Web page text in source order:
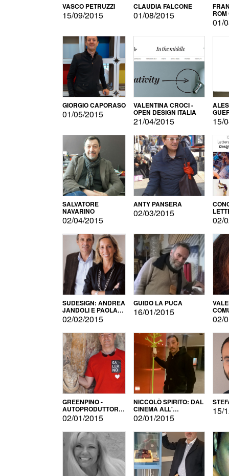
VASCO PETRUZZI
15/09/2015
CLAUDIA FALCONE
01/08/2015
01/
GIORGIO CAPORASO
01/05/2015
VALENTINA CROCI -
OPEN DESIGN ITALIA
21/04/2015 15/
SALVATORE
NAVARINO
02/04/2015
ANTY PANSERA
02/03/2015
02/
SUDESIGN: ANDREA
JANDOLI E PAOLA
PISAPIA
02/02/2015
GUIDO LA PUCA
16/01/2015
02/
GREENPINO -
AUTOPRODUTTORE
PER AMORE
02/01/2015
NICCOLÒ SPIRITO: DAL
CINEMA ALL'
AUTOPRODUZIONE
02/01/2015
15/